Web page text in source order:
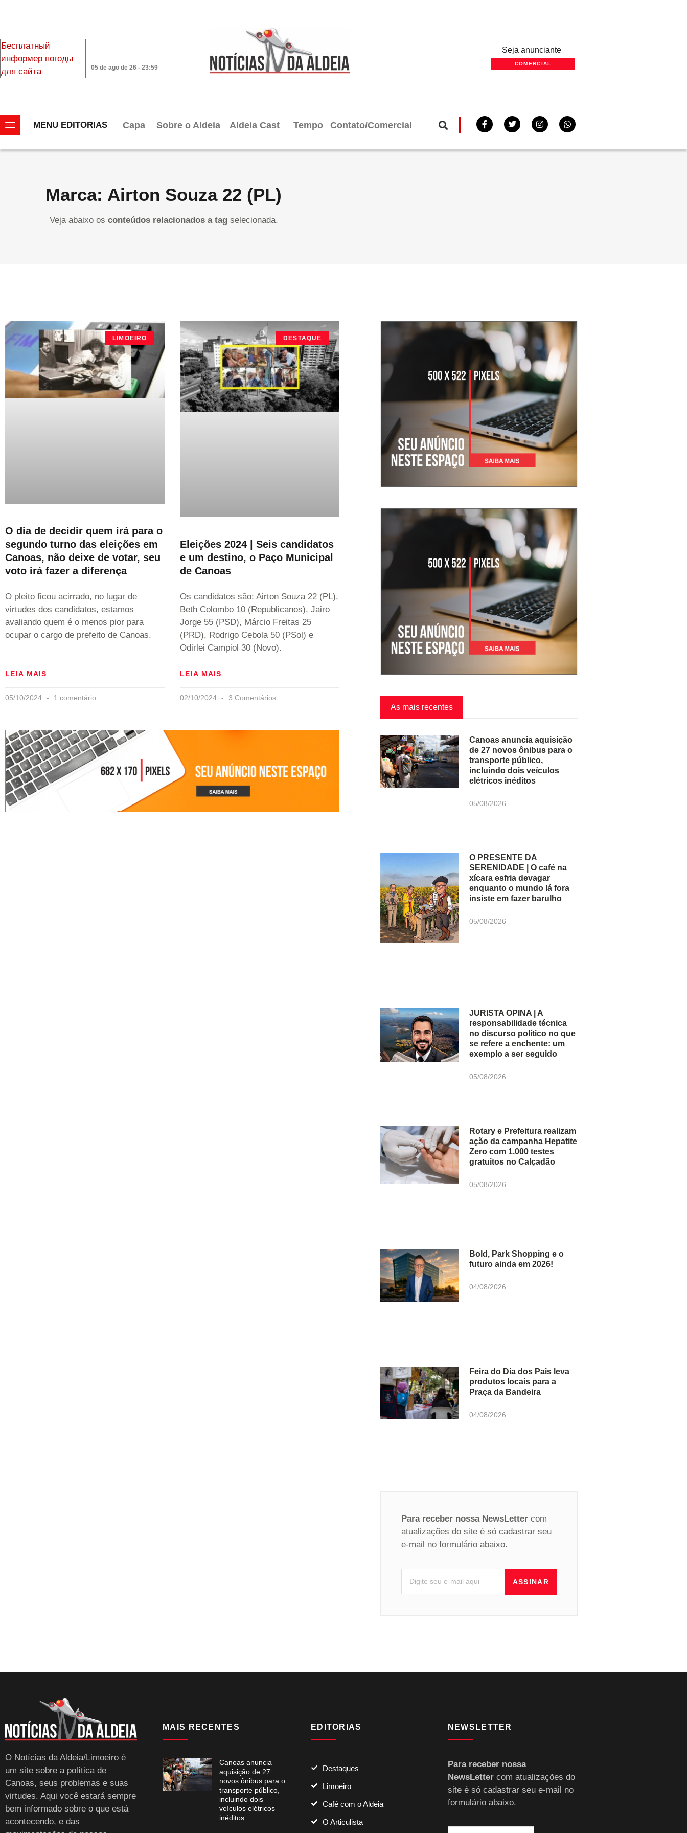
Бесплатный
информер погоды
для сайта
05 de ago de 26 - 23:59
Seja anunciante
COMERCIAL
MENU EDITORIAS Capa Sobre o Aldeia Aldeia Cast Tempo Contato/Comercial
Marca: Airton Souza 22 (PL)
Veja abaixo os conteúdos relacionados a tagselecionada.
LIMOEIRO
O dia de decidir quem irá para o
segundo turno das eleições em
Canoas, não deixe de votar, seu
voto irá fazer a diferença
O pleito ficou acirrado, no lugar de
virtudes dos candidatos, estamos
avaliando quem é o menos pior para
ocupar o cargo de prefeito de Canoas.
LEIA MAIS
05/10/2024 1 comentário
DESTAQUE
Eleições 2024 | Seis candidatos
e um destino, o Paço Municipal
de Canoas
Os candidatos são: Airton Souza 22 (PL),
Beth Colombo 10 (Republicanos), Jairo
Jorge 55 (PSD), Márcio Freitas 25
(PRD), Rodrigo Cebola 50 (PSol) e
Odirlei Campiol 30 (Novo).
LEIA MAIS
02/10/2024 3 Comentários
As mais recentes
Canoas anuncia aquisição
de 27 novos ônibus para o
transporte público,
incluindo dois veículos
elétricos inéditos
05/08/2026
O PRESENTE DA
SERENIDADE | O café na
xícara esfria devagar
enquanto o mundo lá fora
insiste em fazer barulho
05/08/2026
JURISTA OPINA | A
responsabilidade técnica
no discurso político no que
se refere a enchente: um
exemplo a ser seguido
05/08/2026
Rotary e Prefeitura realizam
ação da campanha Hepatite
Zero com 1.000 testes
gratuitos no Calçadão
05/08/2026
Bold, Park Shopping e o
futuro ainda em 2026!
04/08/2026
Feira do Dia dos Pais leva
produtos locais para a
Praça da Bandeira
04/08/2026
Para receber nossa NewsLetter com
atualizações do site é só cadastrar seu
e-mail no formulário abaixo.
ASSINAR
O Notícias da Aldeia/Limoeiro é
um site sobre a política de
Canoas, seus problemas e suas
virtudes. Aqui você estará sempre
bem informado sobre o que está
acontecendo, e das
MAIS RECENTES
Canoas anuncia
aquisição de 27
novos ônibus para o
transporte público,
incluindo dois
veículos elétricos
inéditos
EDITORIAS
Destaques
Limoeiro
Café com o Aldeia
O Articulista
NEWSLETTER
Para receber nossa
NewsLettercom atualizações do
site é só cadastrar seu e-mail no
formulário abaixo.